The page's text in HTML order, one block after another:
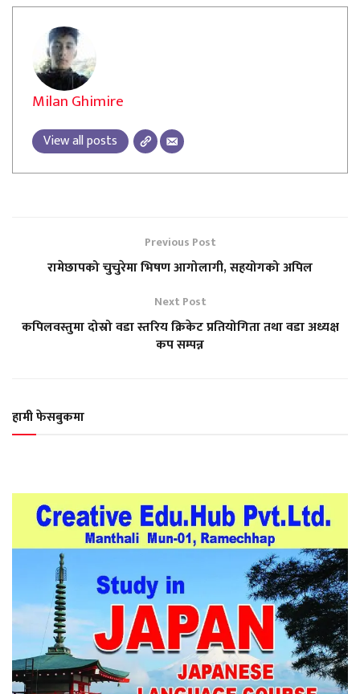
Milan Ghimire
View all posts
Previous Post
रामेछापको चुचुरेमा भिषण आगोलागी, सहयोगको अपिल
Next Post
कपिलवस्तुमा दोस्रो वडा स्तरिय क्रिकेट प्रतियोगिता तथा वडा अध्यक्ष
कप सम्पन्न
हामी फेसबुकमा